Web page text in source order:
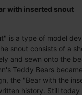
with inserted snout
is a type of model
snout consists of a
and sewn onto the
Teddy Bears
the "Bear with the
history. Still